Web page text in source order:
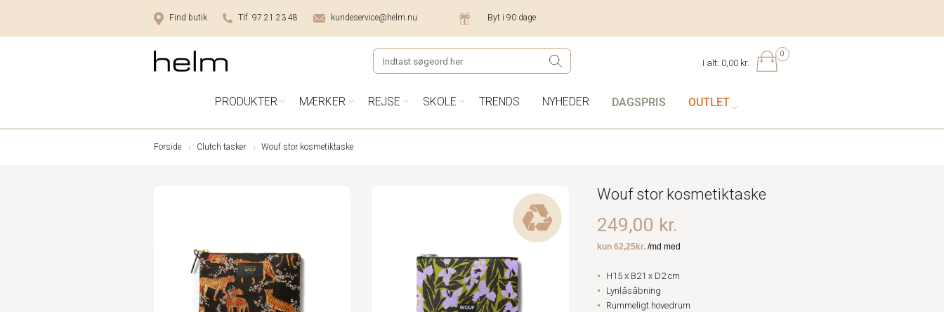
Find butik Tlf 97 21 23 48 kundeservice@helm.nu Byt i 90 dage
0
I alt: 0,00 kr.
PRODUKTER MÆRKER REJSE SKOLE TRENDS NYHEDER DAGSPRIS OUTLET
Forside Clutch tasker Wouf stor kosmetiktaske
Wouf stor kosmetiktaske
249,00 kr.
H15 x B21 x D2 cm
Lynlåsåbning
Rummeligt hovedrum